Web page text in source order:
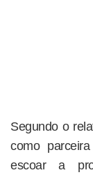
Segundo o
como
escoar a